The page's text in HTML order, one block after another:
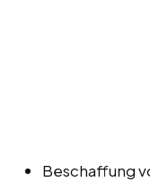
Beschaffung